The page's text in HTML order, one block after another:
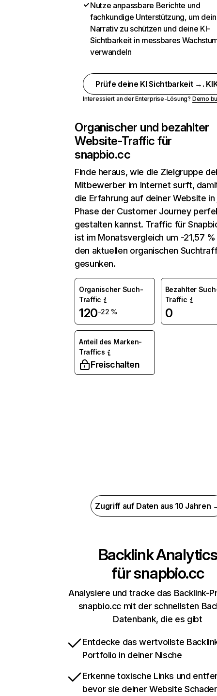
Nutze anpassbare Berichte und
fachkundige Unterstützung, um dein
Narrativ zu schützen und deine KI-
Sichtbarkeit in messbares
verwandeln
Prüfe deine KI Sichtbarkeit →.
Interessiert an der Enterprise-Lösung? Demo
Organischer und bezahlter
Website-Traffic für
snapbio.cc
Finde heraus, wie die Zielgruppe
Mitbewerber im Internet surft,
die Erfahrung auf deiner Website
Phase der Customer Journey
gestalten kannst. Traffic für
ist im Monatsvergleich um -21,57
den aktuellen organischen
gesunken.
Organischer Such-
Traffic
120-22 %
Bezahlter
Traffic
0
Anteil des Marken-
Traffics
Freischalten
Zugriff auf Daten aus 10 Jahren
Backlink Analytics
fürsnapbio.cc
Analysiere und tracke das Backlink-
snapbio.cc mit der schnellsten
Datenbank, die es gibt
Entdecke das wertvollste
Portfolio in deiner Nische
Erkenne toxische Links und
bevor sie deiner Website